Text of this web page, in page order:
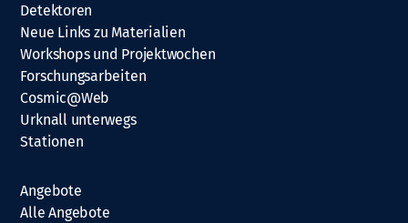
Detektoren
Neue Links zu Materialien
Workshops und Projektwochen
Forschungsarbeiten
Cosmic@Web
Urknall unterwegs
Stationen
Angebote
Alle Angebote